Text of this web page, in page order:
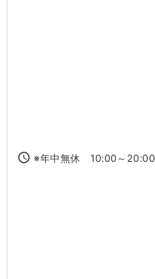
access_time ※年中無休 10:00～20:00